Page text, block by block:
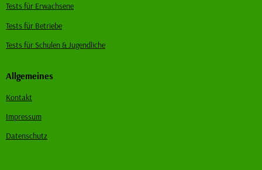
Tests für Erwachsene
Tests für Betriebe
Tests für Schulen & Jugendliche
Allgemeines
Kontakt
Impressum
Datenschutz